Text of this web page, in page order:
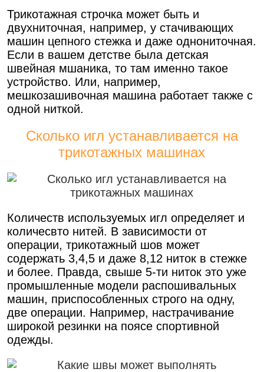
Трикотажная строчка может быть и
двухниточная, например, у стачивающих
машин цепного стежка и даже однониточная.
Если в вашем детстве была детская
швейная мшаника, то там именно такое
устройство. Или, например,
мешкозашивочная машина работает также с
одной ниткой.
Сколько игл устанавливается на
трикотажных машинах
Количеств используемых игл определяет и
количесвто нитей. В зависимости от
операции, трикотажный шов может
содержать 3,4,5 и даже 8,12 ниток в стежке
и более. Правда, свыше 5-ти ниток это уже
промышленные модели распошивальных
машин, приспособленных строго на одну,
две операции. Например, настрачивание
широкой резинки на поясе спортивной
одежды.